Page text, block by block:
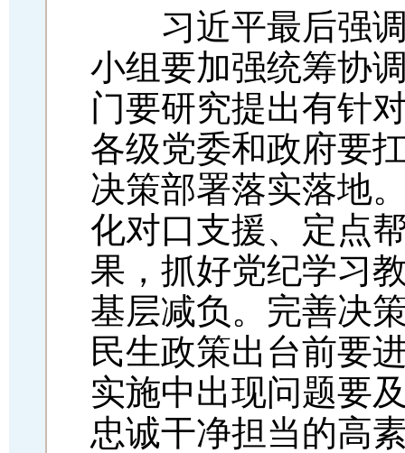
习近平最后强调
小组要加强统筹协
门要研究提出有针
各级党委和政府要
决策部署落实落地
化对口支援、定点
果，抓好党纪学习
基层减负。完善决
民生政策出台前要
实施中出现问题要
忠诚干净担当的高